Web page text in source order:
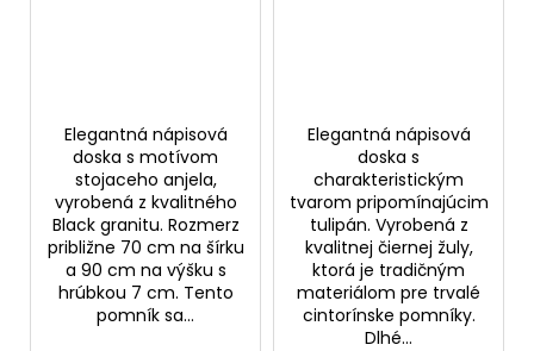
Elegantná nápisová
doska s motívom
stojaceho anjela,
vyrobená z kvalitného
Black granitu. Rozmerz
približne 70 cm na šírku
a 90 cm na výšku s
hrúbkou 7 cm. Tento
pomník sa...
Elegantná nápisová
doska s
charakteristickým
tvarom pripomínajúcim
tulipán. Vyrobená z
kvalitnej čiernej žuly,
ktorá je tradičným
materiálom pre trvalé
cintorínske pomníky.
Dlhé...